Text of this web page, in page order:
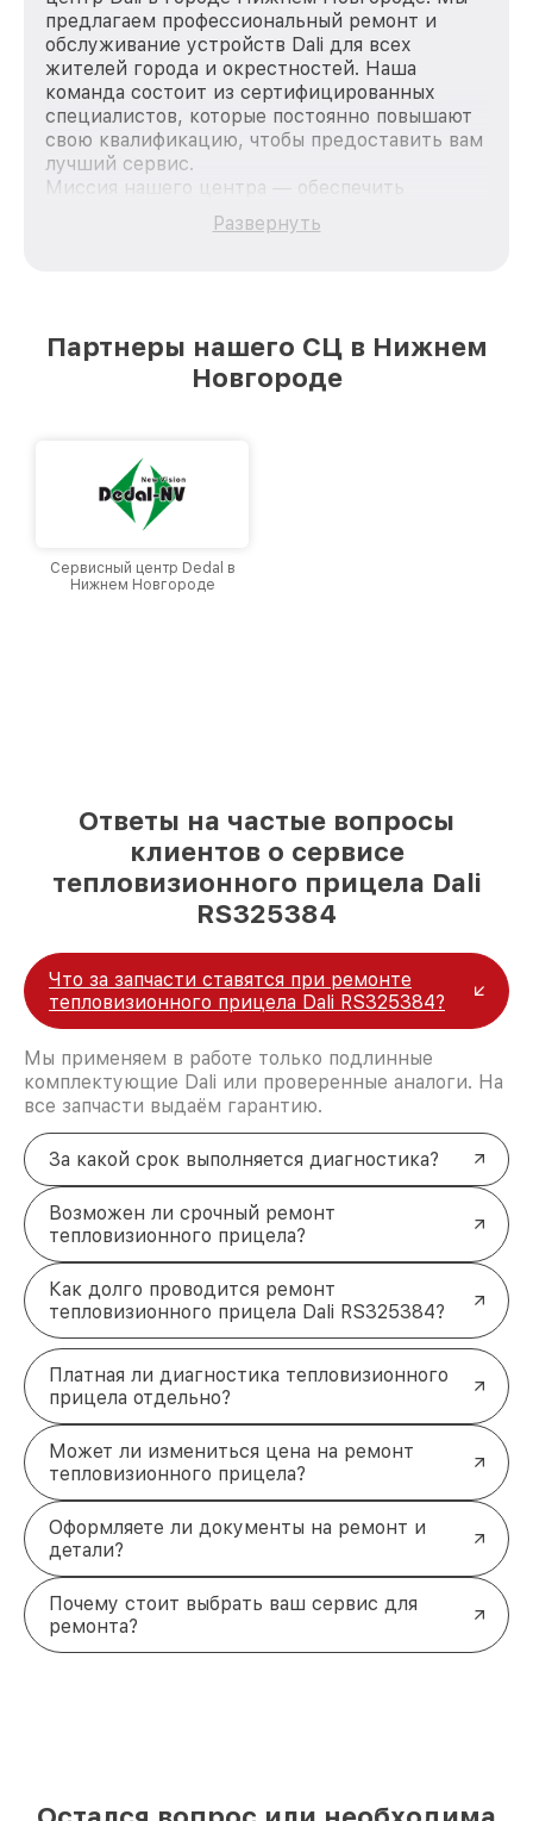
предлагаем профессиональный ремонт и
обслуживание устройств Dali для всех
жителей города и окрестностей. Наша
команда состоит из сертифицированных
специалистов, которые постоянно повышают
свою квалификацию, чтобы предоставить вам
лучший сервис.
Миссия нашего центра — обеспечить
качественный и доступный ремонт для
каждого пользователя продукции Dali, вне
лучшим сервисным центром Dali в городе
Нижнем Новгороде, постоянно повышая
Развернуть
Партнеры нашего СЦ в Нижнем
Новгороде
Сервисный центр Dedal в
Нижнем Новгороде
Ответы на частые вопросы
клиентов о сервисе
тепловизионного прицела Dali
RS325384
Что за запчасти ставятся при ремонте
тепловизионного прицела Dali RS325384?
Мы применяем в работе только подлинные
комплектующие Dali или проверенные аналоги. На
все запчасти выдаём гарантию.
За какой срок выполняется диагностика?
Возможен ли срочный ремонт
тепловизионного прицела?
Как долго проводится ремонт
тепловизионного прицела Dali RS325384?
Платная ли диагностика тепловизионного
прицела отдельно?
Может ли измениться цена на ремонт
тепловизионного прицела?
Оформляете ли документы на ремонт и
детали?
Почему стоит выбрать ваш сервис для
ремонта?